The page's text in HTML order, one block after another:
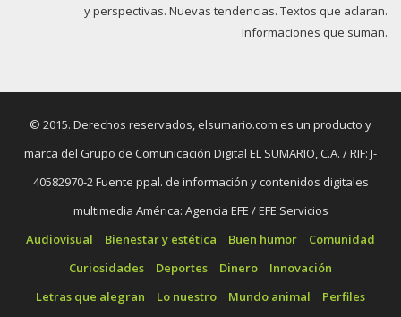
y perspectivas. Nuevas tendencias. Textos que aclaran.
Informaciones que suman.
© 2015. Derechos reservados, elsumario.com es un producto y
marca del Grupo de Comunicación Digital EL SUMARIO, C.A. / RIF: J-
40582970-2 Fuente ppal. de información y contenidos digitales
multimedia América: Agencia EFE / EFE Servicios
Audiovisual
Bienestar y estética Buen humor
Comunidad
Curiosidades
Deportes Dinero
Innovación
Letras que alegran
Lo nuestro Mundo animal
Perfiles